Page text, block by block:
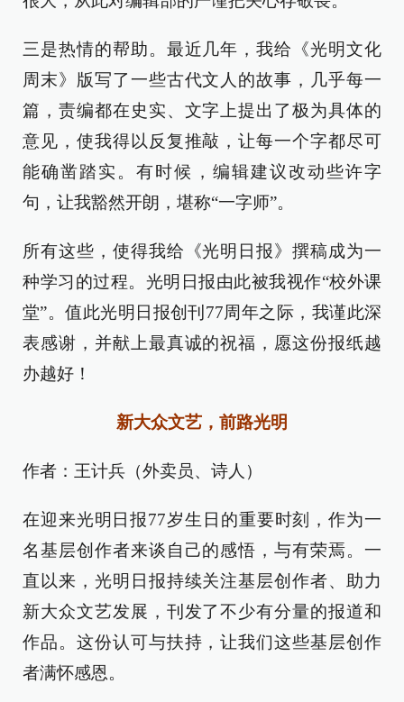
三是热情的帮助。最近几年，我给《光明文化
周末》版写了一些古代文人的故事，几乎每一
篇，责编都在史实、文字上提出了极为具体的
意见，使我得以反复推敲，让每一个字都尽可
能确凿踏实。有时候，编辑建议改动些许字
句，让我豁然开朗，堪称“一字师”。
所有这些，使得我给《光明日报》撰稿成为一
种学习的过程。光明日报由此被我视作“校外课
堂”。值此光明日报创刊77周年之际，我谨此深
表感谢，并献上最真诚的祝福，愿这份报纸越
办越好！
新大众文艺，前路光明
作者：王计兵（外卖员、诗人）
在迎来光明日报77岁生日的重要时刻，作为一
名基层创作者来谈自己的感悟，与有荣焉。一
直以来，光明日报持续关注基层创作者、助力
新大众文艺发展，刊发了不少有分量的报道和
作品。这份认可与扶持，让我们这些基层创作
者满怀感恩。